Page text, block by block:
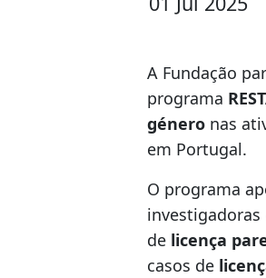
A Fundação
programa
género nas
em Portugal.
O programa
de licença
casos de